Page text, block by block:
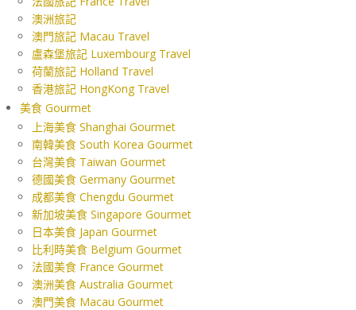
澳洲旅記
澳門旅記 Macau Travel
盧森堡旅記 Luxembourg Travel
荷蘭旅記 Holland Travel
香港旅記 HongKong Travel
美食 Gourmet
上海美食 Shanghai Gourmet
南韓美食 South Korea Gourmet
台灣美食 Taiwan Gourmet
德國美食 Germany Gourmet
成都美食 Chengdu Gourmet
新加坡美食 Singapore Gourmet
日本美食 Japan Gourmet
比利時美食 Belgium Gourmet
法國美食 France Gourmet
澳洲美食 Australia Gourmet
澳門美食 Macau Gourmet